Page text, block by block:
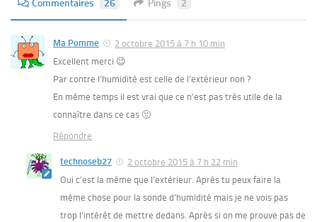
Commentaires 26 Pings 2
Ma Pomme
2 octobre 2015 à 7 h 10 min
Excellent merci 😉
Par contre l’humidité est celle de l’extérieur non ?
En même temps il est vrai que ce n’est pas très utile de la
connaître dans ce cas 🙂
Répondre
technoseb27
2 octobre 2015 à 7 h 22 min
Oui c’est la même que l’extérieur. Après tu peux faire la
même chose pour la sonde d’humidité mais je ne vois pas
trop l’intérêt de mettre dedans. Après si on me prouve pas de